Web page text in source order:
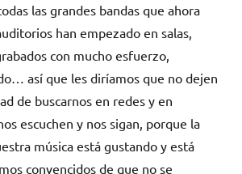
las grandes bandas que ahora
han empezado en salas,
con mucho esfuerzo,
así que les diríamos que no dejen
de buscarnos en redes y en
escuchen y nos sigan, porque la
música está gustando y está
convencidos de que no se